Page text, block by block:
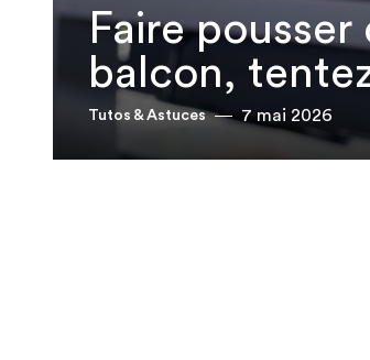
Tutos & Astuces 7 mai 2026
Faire pousser
balcon​,